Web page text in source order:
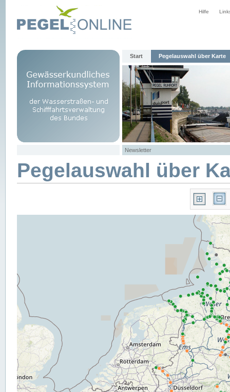
Hilfe
Start Pegelauswahl über Karte
Newsletter
Pegelauswahl über